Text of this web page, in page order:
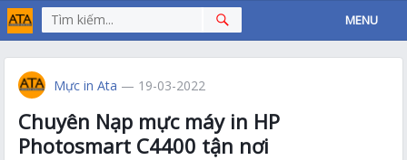
MENU
Mực in Ata — 19-03-2022
Chuyên Nạp mực máy in HP
Photosmart C4400 tận nơi